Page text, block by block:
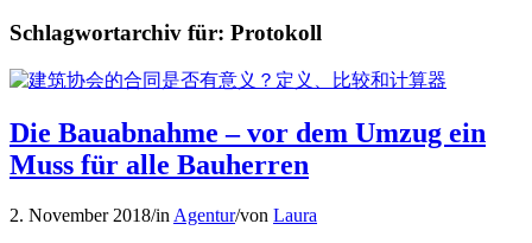
Schlagwortarchiv für: Protokoll
Die Bauabnahme – vor dem Umzug ein
Muss für alle Bauherren
2. November 2018/in Agentur/von Laura